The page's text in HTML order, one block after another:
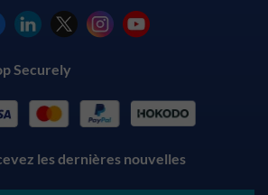
Securely
les dernières nouvelles